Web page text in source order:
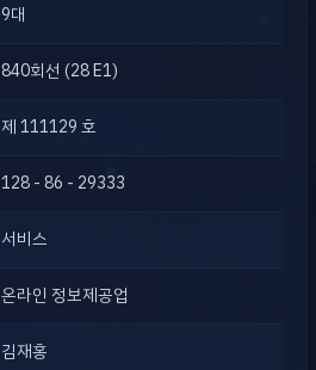
9대
840회선 (28 E1)
제 111129 호
128 - 86 - 29333
서비스
온라인 정보제공업
김재홍